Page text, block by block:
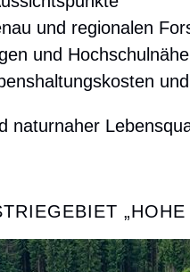
und regionalen
und Hochschulnähe
„HOHE